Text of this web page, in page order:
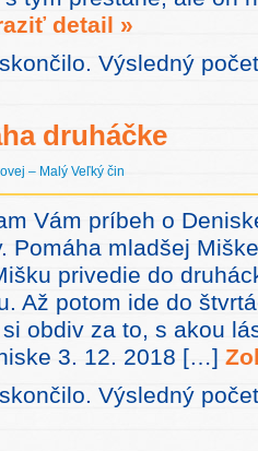
detail »
Výsledný
druháčke
– Malý Veľký čin
Vám príbeh o
Pomáha mladšej
privedie do
Až potom ide do
obdiv za to, s akou
3. 12. 2018 […]
Výsledný